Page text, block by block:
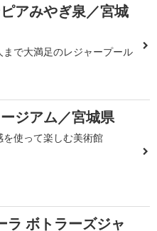
アみやぎ泉／宮城
まで大満足のレジャープール
ジアム／宮城県
を使って楽しむ美術館
ラ ボトラーズジャ